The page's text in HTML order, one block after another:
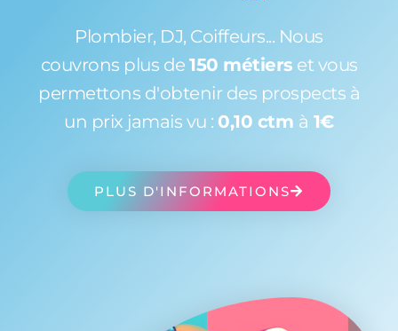
Plombier, DJ, Coiffeurs... Nous
couvrons plus de 150 métiers et vous
permettons d'obtenir des prospects à
un prix jamais vu : 0,10 ctm à 1€
PLUS D'INFORMATIONS